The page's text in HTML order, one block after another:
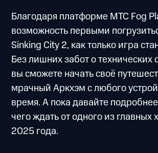
Благодаря платформе МТС Fog
возможность первыми
Sinking City 2, как только игра
Без лишних забот о технических
вы сможете начать своё
мрачный Аркхэм с любого
время. А пока давайте
чего ждать от одного из главных
2025 года.